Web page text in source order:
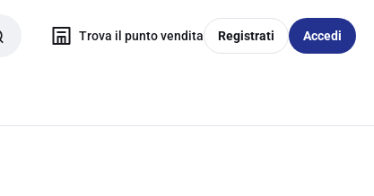
Trova il punto vendita Registrati Accedi